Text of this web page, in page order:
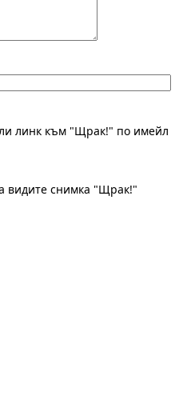
линк към "Щрак!" по имейл
видите снимка "Щрак!"